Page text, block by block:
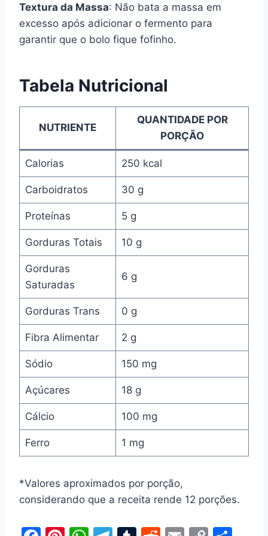
Textura da Massa: Não bata a massa em
excesso após adicionar o fermento para
garantir que o bolo fique fofinho.
Tabela Nutricional
NUTRIENTE
QUANTIDADE POR
PORÇÃO
Calorias 250 kcal
Carboidratos 30 g
Proteínas 5 g
Gorduras Totais 10 g
Gorduras
Saturadas
6 g
Gorduras Trans 0 g
Fibra Alimentar 2 g
Sódio 150 mg
Açúcares 18 g
Cálcio 100 mg
Ferro 1 mg
*Valores aproximados por porção,
considerando que a receita rende 12 porções.